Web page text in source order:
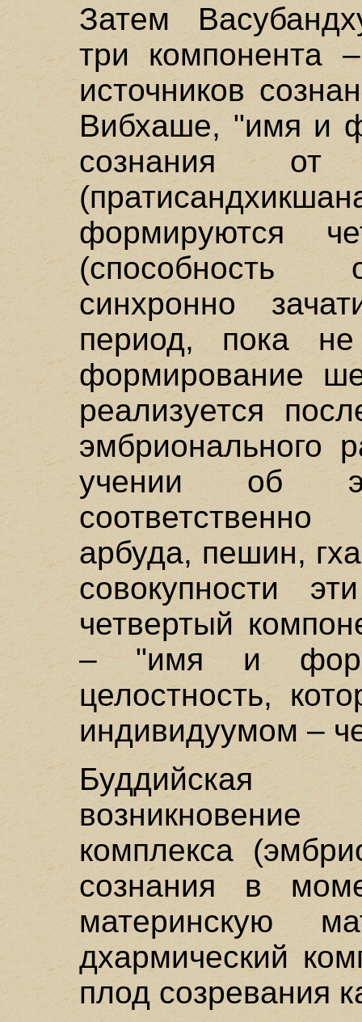
Затем
три
источников
Вибхаше, "имя и
сознания от
формируются
(способность
синхронно
период, пока
формирование
реализуется
эмбрионального
учении об
арбуда, пешин,
совокупности
четвертый
– "имя и
целостность,
индивидуумом –
Буддийская
возникновение
комплекса
сознания в
материнскую
дхармический
плод созревания